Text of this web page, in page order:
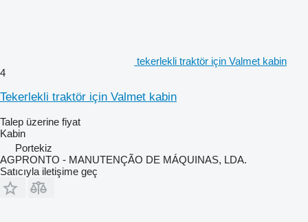
tekerlekli traktör için Valmet kabin
4
Tekerlekli traktör için Valmet kabin
Talep üzerine fiyat
Kabin
Portekiz
AGPRONTO - MANUTENÇÃO DE MÁQUINAS, LDA.
Satıcıyla iletişime geç